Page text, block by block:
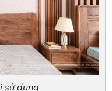
sử dụng